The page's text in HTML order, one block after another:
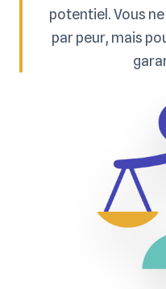
potentiel. Vous
par peur, mais